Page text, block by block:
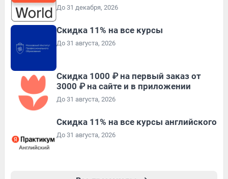
До 31 декабря, 2026
Скидка 11% на все курсы
До 31 августа, 2026
Скидка 1000 ₽ на первый заказ от
3000 ₽ на сайте и в приложении
До 31 августа, 2026
Скидка 11% на все курсы английского
До 31 августа, 2026